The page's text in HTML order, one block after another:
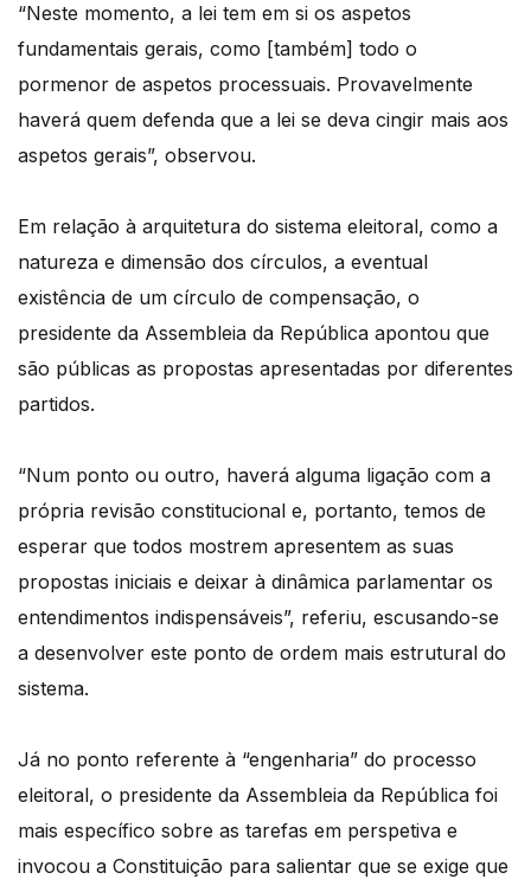
“Neste momento, a lei tem em si os aspetos
fundamentais gerais, como [também] todo o
pormenor de aspetos processuais. Provavelmente
haverá quem defenda que a lei se deva cingir mais aos
aspetos gerais”, observou.
Em relação à arquitetura do sistema eleitoral, como a
natureza e dimensão dos círculos, a eventual
existência de um círculo de compensação, o
presidente da Assembleia da República apontou que
são públicas as propostas apresentadas por diferentes
partidos.
“Num ponto ou outro, haverá alguma ligação com a
própria revisão constitucional e, portanto, temos de
esperar que todos mostrem apresentem as suas
propostas iniciais e deixar à dinâmica parlamentar os
entendimentos indispensáveis”, referiu, escusando-se
a desenvolver este ponto de ordem mais estrutural do
sistema.
Já no ponto referente à “engenharia” do processo
eleitoral, o presidente da Assembleia da República foi
mais específico sobre as tarefas em perspetiva e
invocou a Constituição para salientar que se exige que